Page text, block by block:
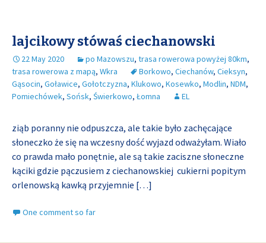
lajcikowy stówaś ciechanowski
22 May 2020 po Mazowszu, trasa rowerowa powyżej 80km,
trasa rowerowa z mapą, Wkra Borkowo, Ciechanów, Cieksyn,
Gąsocin, Goławice, Gołotczyzna, Klukowo, Kosewko, Modlin, NDM,
Pomiechówek, Sońsk, Świerkowo, Łomna EL
ziąb poranny nie odpuszcza, ale takie było zachęcające
słoneczko że się na wczesny dość wyjazd odważyłam. Wiało
co prawda mało ponętnie, ale są takie zaciszne słoneczne
kąciki gdzie pączusiem z ciechanowskiej cukierni popitym
orlenowską kawką przyjemnie […]
One comment so far